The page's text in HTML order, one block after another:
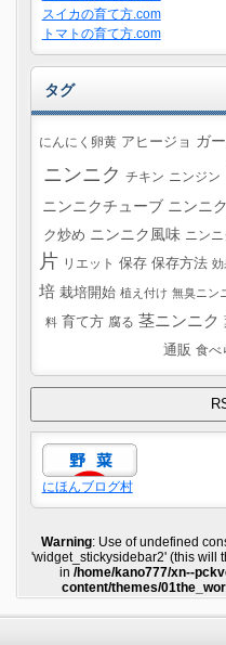
スイカの育て方.com
トマトの育て方.com
タグ
にんにく卵黄 アヒージョ ガ
ニンニク チキン ニンジン
ニンニクチューブ ニンニ
ク炒め ニンニク風味 ニン
片 リエット 保存 保存方法 効
培 栽培開始 植え付け 無臭ニン
料 育て方 腐る 茎ニンニク
通販 食べ
にほんブログ村
Warning: Use of undefined
'widget_stickysidebar2' (this will
in /home/kano777/xn--
content/themes/